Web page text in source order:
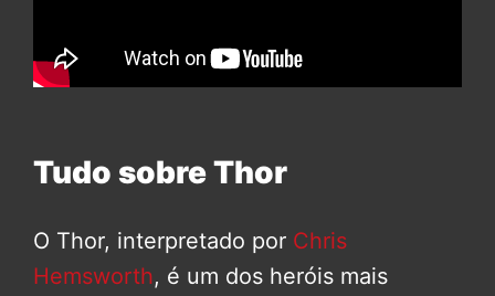
Tudo sobre Thor
O Thor, interpretado por Chris
Hemsworth, é um dos heróis mais